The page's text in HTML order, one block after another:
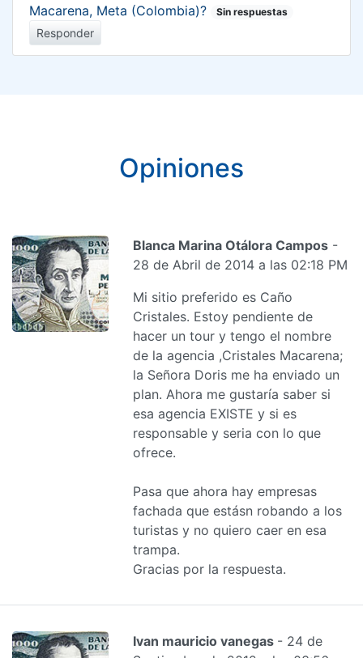
Macarena, Meta (Colombia)?
Sin respuestas
Responder
Opiniones
Blanca Marina Otálora Campos -
28 de Abril de 2014 a las 02:18 PM
Mi sitio preferido es Caño
Cristales. Estoy pendiente de
hacer un tour y tengo el nombre
de la agencia ,Cristales Macarena;
la Señora Doris me ha enviado un
plan. Ahora me gustaría saber si
esa agencia EXISTE y si es
responsable y seria con lo que
ofrece.
Pasa que ahora hay empresas
fachada que estásn robando a los
turistas y no quiero caer en esa
trampa.
Gracias por la respuesta.
Ivan mauricio vanegas - 24 de